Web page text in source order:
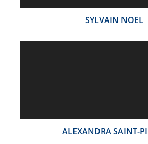
SYLVAIN NOEL
ALEXANDRA SAINT-